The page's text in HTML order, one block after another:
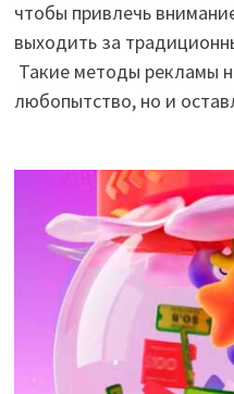
чтобы привлечь
выходить за
Такие методы рекламы
любопытство, но и